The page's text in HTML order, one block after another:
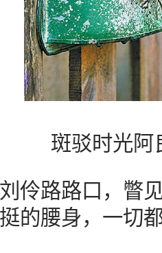
斑驳时光阿
路路口，瞥见
的腰身，一切